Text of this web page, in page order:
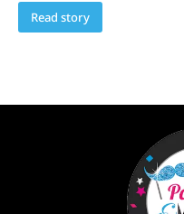
Read story